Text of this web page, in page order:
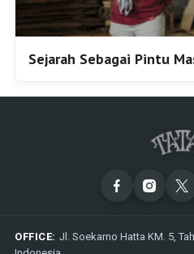
Sejarah Sebagai Pintu
OFFICE: Jl. Soekarno Hatta KM. 5,